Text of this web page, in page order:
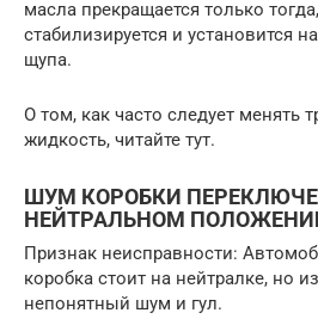
масла прекращается только
стабилизируется и установится
щупа.
О том, как часто следует менять
жидкость, читайте тут.
ШУМ КОРОБКИ
НЕЙТРАЛЬНОМ
Признак неисправности:
коробка стоит на нейтралке, но
непонятный шум и гул.